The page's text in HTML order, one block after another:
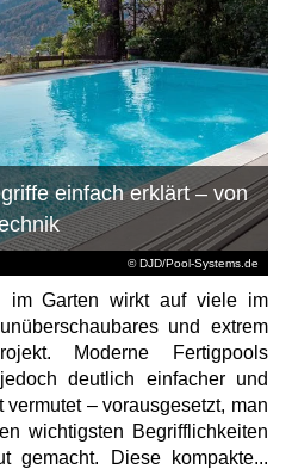
© DJD/Pool-Systems.de
einfach erklärt – von
im Garten wirkt auf viele im
und extrem
Moderne Fertigpools
deutlich einfacher und
– vorausgesetzt, man
wichtigsten Begrifflichkeiten
gemacht. Diese kompakte...